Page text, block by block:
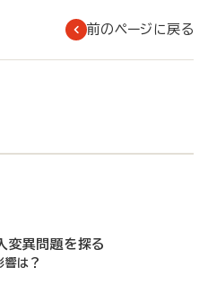
前のページに戻る
変異問題を探る
響は？